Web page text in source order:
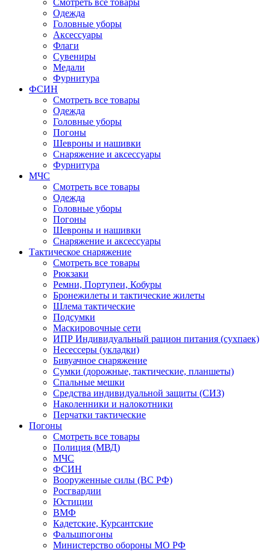
Одежда
Головные уборы
Аксессуары
Флаги
Сувениры
Медали
Фурнитура
ФСИН
Смотреть все товары
Одежда
Головные уборы
Погоны
Шевроны и нашивки
Снаряжение и аксессуары
Фурнитура
МЧС
Смотреть все товары
Одежда
Головные уборы
Погоны
Шевроны и нашивки
Снаряжение и аксессуары
Тактическое снаряжение
Смотреть все товары
Рюкзаки
Ремни, Портупеи, Кобуры
Бронежилеты и тактические жилеты
Шлема тактические
Подсумки
Маскировочные сети
ИПР Индивидуальный рацион питания (сухпаек)
Несессеры (укладки)
Бивуачное снаряжение
Сумки (дорожные, тактические, планшеты)
Спальные мешки
Средства индивидуальной защиты (СИЗ)
Наколенники и налокотники
Перчатки тактические
Погоны
Смотреть все товары
Полиция (МВД)
МЧС
ФСИН
Вооруженные силы (ВС РФ)
Росгвардии
Юстиции
ВМФ
Кадетские, Курсантские
Фальшпогоны
Министерство обороны МО РФ